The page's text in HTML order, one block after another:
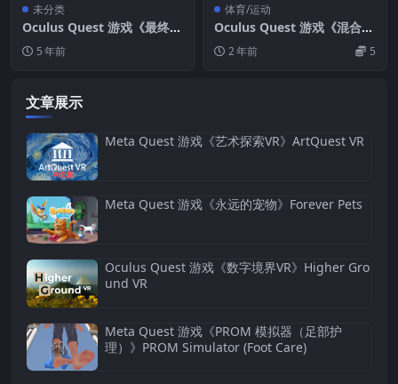
未分类
Oculus Quest 游戏《最终空
间 VR – 救援》汉化中文版 Fi
nal Space VR – The Rescue
5 年前
体育/运动
Oculus Quest 游戏《混合现
实DJ模拟器》Vinyl Reality L
ite2 年前 5
文章展示
Meta Quest 游戏《艺术探索VR》ArtQuest VR
Meta Quest 游戏《永远的宠物》Forever Pets
Oculus Quest 游戏《数字境界VR》Higher Gro
und VR
Meta Quest 游戏《PROM 模拟器（足部护
理）》PROM Simulator (Foot Care)